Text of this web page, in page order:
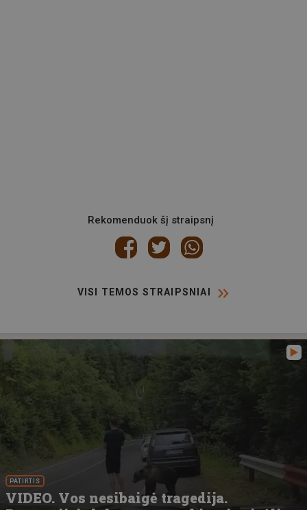
Rekomenduok šį straipsnį
VISI TEMOS STRAIPSNIAI
PATIRTIS
VIDEO. Vos nesibaigė tragedija.